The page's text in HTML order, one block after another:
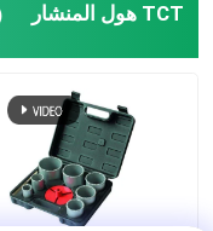
TCT هول المنشار